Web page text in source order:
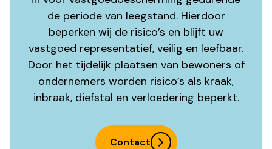
de periode van leegstand. Hierdoor
beperken wij de risico’s en blijft uw
vastgoed representatief, veilig en leefbaar.
Door het tijdelijk plaatsen van bewoners of
ondernemers worden risico’s als kraak,
inbraak, diefstal en verloedering beperkt.
Contact